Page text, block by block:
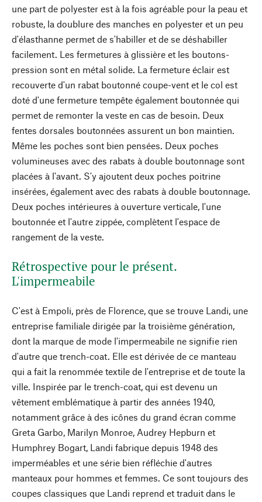
une part de polyester est à la fois agréable pour la peau et
robuste, la doublure des manches en polyester et un peu
d'élasthanne permet de s'habiller et de se déshabiller
facilement. Les fermetures à glissière et les boutons-
pression sont en métal solide. La fermeture éclair est
recouverte d'un rabat boutonné coupe-vent et le col est
doté d'une fermeture tempête également boutonnée qui
permet de remonter la veste en cas de besoin. Deux
fentes dorsales boutonnées assurent un bon maintien.
Même les poches sont bien pensées. Deux poches
volumineuses avec des rabats à double boutonnage sont
placées à l'avant. S'y ajoutent deux poches poitrine
insérées, également avec des rabats à double boutonnage.
Deux poches intérieures à ouverture verticale, l'une
boutonnée et l'autre zippée, complètent l'espace de
rangement de la veste.
Rétrospective pour le présent.
L'impermeabile
C'est à Empoli, près de Florence, que se trouve Landi, une
entreprise familiale dirigée par la troisième génération,
dont la marque de mode l'impermeabile ne signifie rien
d'autre que trench-coat. Elle est dérivée de ce manteau
qui a fait la renommée textile de l'entreprise et de toute la
ville. Inspirée par le trench-coat, qui est devenu un
vêtement emblématique à partir des années 1940,
notamment grâce à des icônes du grand écran comme
Greta Garbo, Marilyn Monroe, Audrey Hepburn et
Humphrey Bogart, Landi fabrique depuis 1948 des
imperméables et une série bien réfléchie d'autres
manteaux pour hommes et femmes. Ce sont toujours des
coupes classiques que Landi reprend et traduit dans le